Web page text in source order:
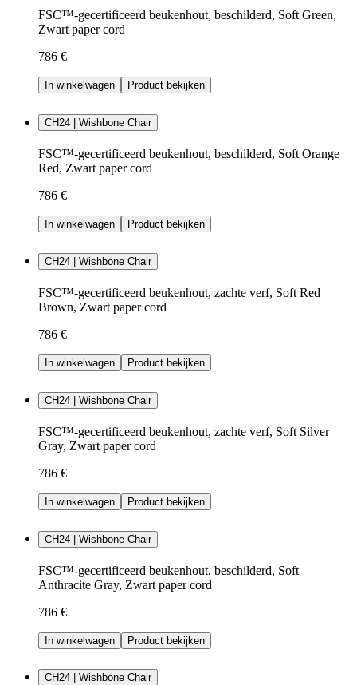
FSC™-gecertificeerd beukenhout, beschilderd, Soft Green,
Zwart paper cord
786 €
In winkelwagen Product bekijken
CH24 | Wishbone Chair
FSC™-gecertificeerd beukenhout, beschilderd, Soft Orange
Red, Zwart paper cord
786 €
In winkelwagen Product bekijken
CH24 | Wishbone Chair
FSC™-gecertificeerd beukenhout, zachte verf, Soft Red
Brown, Zwart paper cord
786 €
In winkelwagen Product bekijken
CH24 | Wishbone Chair
FSC™-gecertificeerd beukenhout, zachte verf, Soft Silver
Gray, Zwart paper cord
786 €
In winkelwagen Product bekijken
CH24 | Wishbone Chair
FSC™-gecertificeerd beukenhout, beschilderd, Soft
Anthracite Gray, Zwart paper cord
786 €
In winkelwagen Product bekijken
CH24 | Wishbone Chair